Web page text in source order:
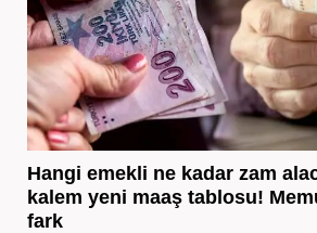
Hangi emekli ne kadar zam
kalem yeni maaş tablosu!
fark